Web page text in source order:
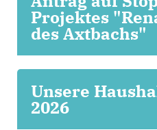
Projektes
des Axtbachs"
Unsere
2026